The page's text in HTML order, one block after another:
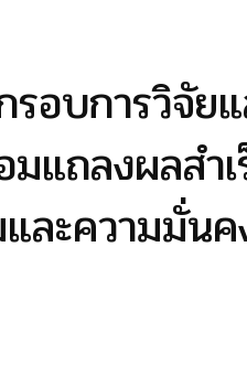
อบการวิจัย
แถลงผลสำเ
ละความมั่น